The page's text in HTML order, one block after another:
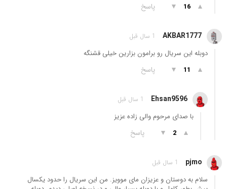
▲
16
▼ پاسخ
AKBAR1777 1 سال قبل
دوبله این سریال رو برامون بزارین خیلی قشنگه
▲
11
▼ پاسخ
Ehsan9596 1 سال قبل
با صدای مرحوم والی زاده عزیز
▲
2
▼ پاسخ
pjmo 1 سال قبل
سلام به دوستان و عزیزان مای موویز. من این سریال را حدود یکسال